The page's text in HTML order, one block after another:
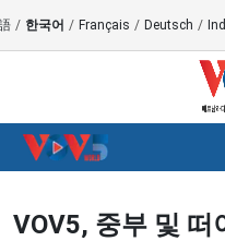
/ 한국어 / Français / Deutsch /
VOV5, 중부 및 떠